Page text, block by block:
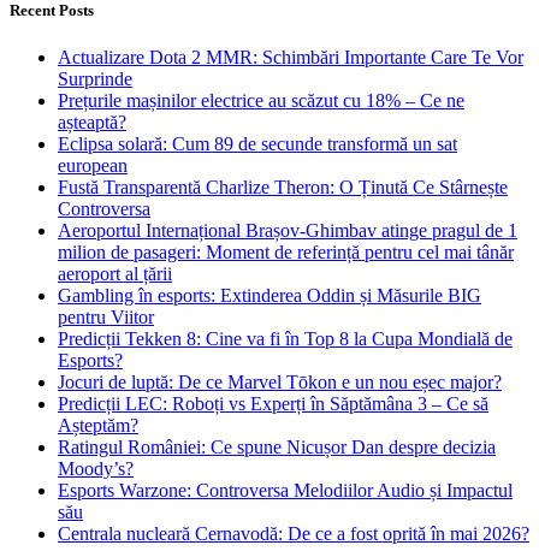
Recent Posts
Actualizare Dota 2 MMR: Schimbări Importante Care Te Vor
Surprinde
Prețurile mașinilor electrice au scăzut cu 18% – Ce ne
așteaptă?
Eclipsa solară: Cum 89 de secunde transformă un sat
european
Fustă Transparentă Charlize Theron: O Ținută Ce Stârnește
Controversa
Aeroportul Internațional Brașov‑Ghimbav atinge pragul de 1
milion de pasageri: Moment de referință pentru cel mai tânăr
aeroport al țării
Gambling în esports: Extinderea Oddin și Măsurile BIG
pentru Viitor
Predicții Tekken 8: Cine va fi în Top 8 la Cupa Mondială de
Esports?
Jocuri de luptă: De ce Marvel Tōkon e un nou eșec major?
Predicții LEC: Roboți vs Experți în Săptămâna 3 – Ce să
Așteptăm?
Ratingul României: Ce spune Nicușor Dan despre decizia
Moody’s?
Esports Warzone: Controversa Melodiilor Audio și Impactul
său
Centrala nucleară Cernavodă: De ce a fost oprită în mai 2026?